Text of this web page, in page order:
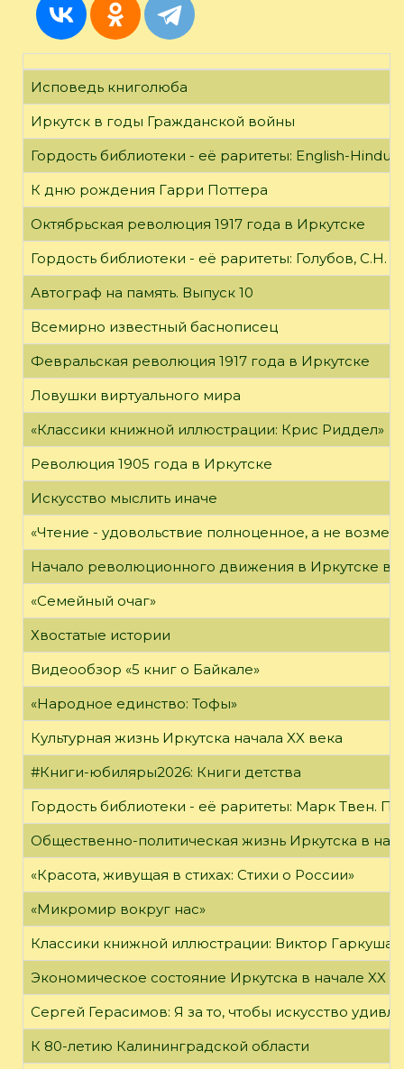
Исповедь книголюба
Иркутск в годы Гражданской войны
Гордость библиотеки - её раритеты: English-
К дню рождения Гарри Поттера
Октябрьская революция 1917 года в Иркутске
Гордость библиотеки - её раритеты: Голубов, С.Н.
Автограф на память. Выпуск 10
Всемирно известный баснописец
Февральская революция 1917 года в Иркутске
Ловушки виртуального мира
«Классики книжной иллюстрации: Крис Риддел»
Революция 1905 года в Иркутске
Искусство мыслить иначе
«Чтение - удовольствие полноценное, а не
Начало революционного движения в Иркутске в
«Семейный очаг»
Хвостатые истории
Видеообзор «5 книг о Байкале»
«Народное единство: Тофы»
Культурная жизнь Иркутска начала XX века
#Книги-юбиляры2026: Книги детства
Гордость библиотеки - её раритеты: Марк Твен.
Общественно-политическая жизнь Иркутска в
«Красота, живущая в стихах: Стихи о России»
«Микромир вокруг нас»
Классики книжной иллюстрации: Виктор Гаркуша
Экономическое состояние Иркутска в начале XX
Сергей Герасимов: Я за то, чтобы искусство
К 80-летию Калининградской области